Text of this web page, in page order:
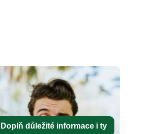
Doplň důležité informace i ty